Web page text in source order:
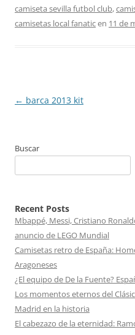
camiseta sevilla futbol club,
camisetas local fanaticen 11 de
Navegación
← barca 2013 kit
Buscar
Recent Posts
Mbappé, Messi, Cristiano
anuncio de LEGO Mundial
Camisetas retro de España:
Aragoneses
¿El equipo de De la Fuente?
Los momentos eternos del
Madrid en la historia
El cabezazo de la eternidad: